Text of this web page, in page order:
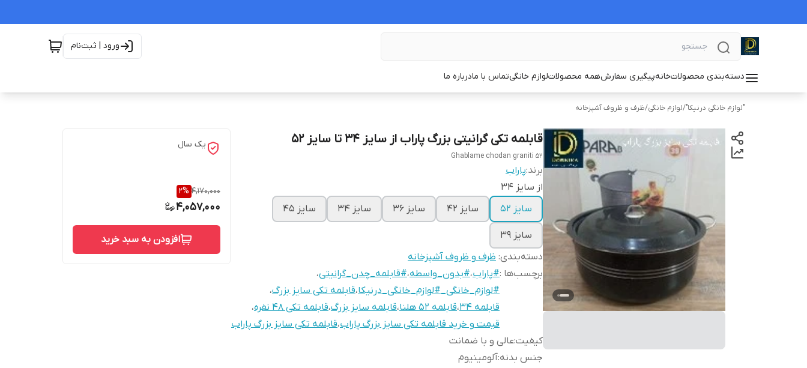
ورود | ثبت‌نام
دسته‌بندی محصولاتخانهپیگیری سفارشهمه محصولاتلوازم خانگیتماس با مادرباره ما
"لوازم خانگی درنیکا"/لوازم خانگی/ظرف و ظروف آشپزخانه
قابلمه تکی گرانیتی بزرگ پاراب از سایز ۳۴ تا سایز ۵۲
Ghablame chodan graniti 52
برند:پاراب
از سایز ۳۴
سایز ۵۲
سایز ۴۲ سایز ۳۶ سایز ۳۴ سایز ۴۵
سایز ۳۹
دسته‌بندی: ظرف و ظروف آشپزخانه
برچسب‌ها :#پاراب،#بدون_واسطه،#قابلمه_چدن_گرانیتی،
#لوازم_خانگی_#لوازم_خانگی_درنیکا،قابلمه تکی سایز بزرگ،
قابلمه ۳۴
،قابلمه ۵۲ هلنا ،قابلمه سایز بزرگ،قابلمه تکی ۴۸ نفره
،
قیمت و خرید قابلمه تکی سایز بزرگ پاراب،قابلمه تکی سایز بزرگ پاراب
کیفیت:عالی و با ضمانت
جنس بدنه:آلومینیوم
یک سال
4,170,000
2%
4,057,000
افزودن به سبد خرید